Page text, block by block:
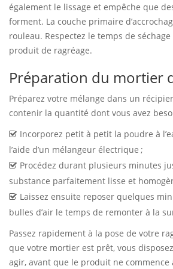
également le lissage et empêche que
forment. La couche primaire
rouleau. Respectez le temps de
produit de ragréage.
Préparation du mortier
Préparez votre mélange dans un
contenir la quantité dont vous avez
Incorporez petit à petit la poudre à
l’aide d’un mélangeur électrique ;
Procédez durant plusieurs minutes
substance parfaitement lisse et
Laissez ensuite reposer quelques
bulles d’air le temps de remonter à la
Passez rapidement à la pose de votre
que votre mortier est prêt, vous
agir, avant que le produit ne commence